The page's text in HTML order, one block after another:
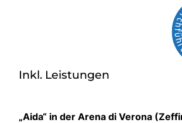
Inkl. Leistungen
„Aida“ in der Arena di Verona